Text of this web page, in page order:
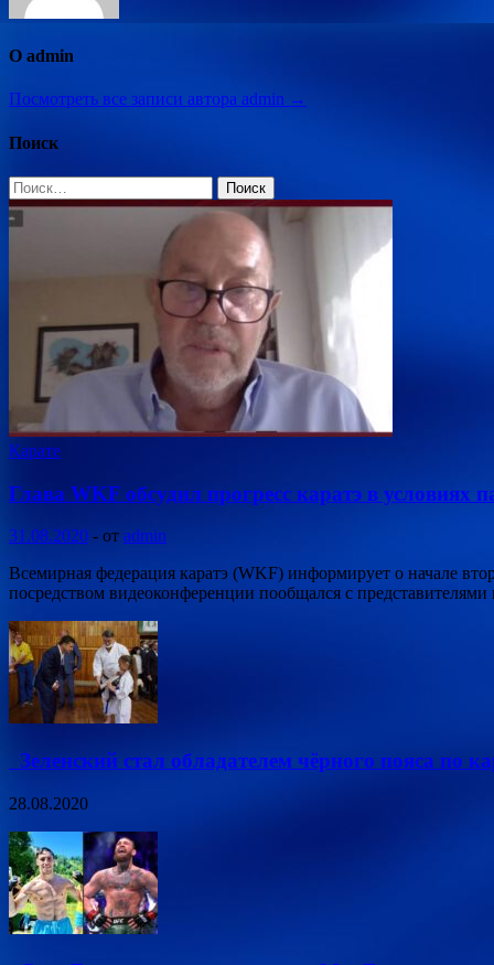
О admin
Посмотреть все записи автора admin →
Поиск
Найти:
Карате
Глава WKF обсудил прогресс каратэ в условиях
31.08.2020 - от admin
Всемирная федерация каратэ (WKF) информирует о начале
посредством видеоконференции пообщался с
Зеленский стал обладателем чёрного пояса по
28.08.2020